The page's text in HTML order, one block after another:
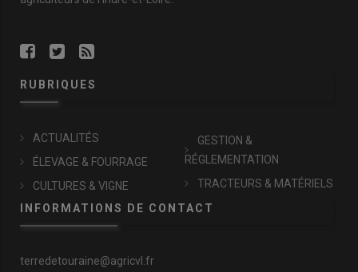
RUBRIQUES
ACTUALITÉS
ÉLEVAGE & FOURRAGE
CULTURES & VIGNE
GESTION &
RÉGLEMENTATION
TRACTEURS & MATÉRIELS
INFORMATIONS DE CONTACT
terredetouraine@agricvl.fr